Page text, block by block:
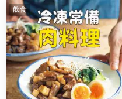
飲食